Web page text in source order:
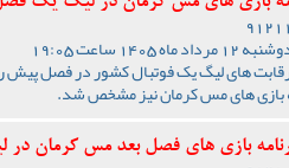
12 مرداد ماه 1405 ساعت 19:05
های لیگ یک فوتبال کشور در فصل پیش
بازی های مس کرمان نیز مشخص شد.
بازی های فصل بعد مس